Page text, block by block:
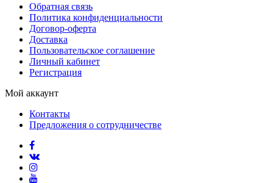
Обратная связь
Политика конфиденциальности
Договор-оферта
Доставка
Пользовательское соглашение
Личный кабинет
Регистрация
Мой аккаунт
Контакты
Предложения о сотрудничестве